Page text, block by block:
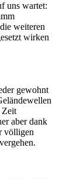
uns wartet:
weiteren
wirken
gewohnt
Zeit
aber dank
völligen